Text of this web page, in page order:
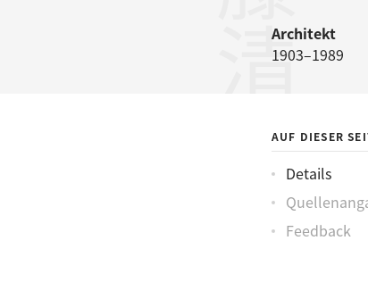
Architekt
1903–1989
AUF DIESER
Details
Feedback